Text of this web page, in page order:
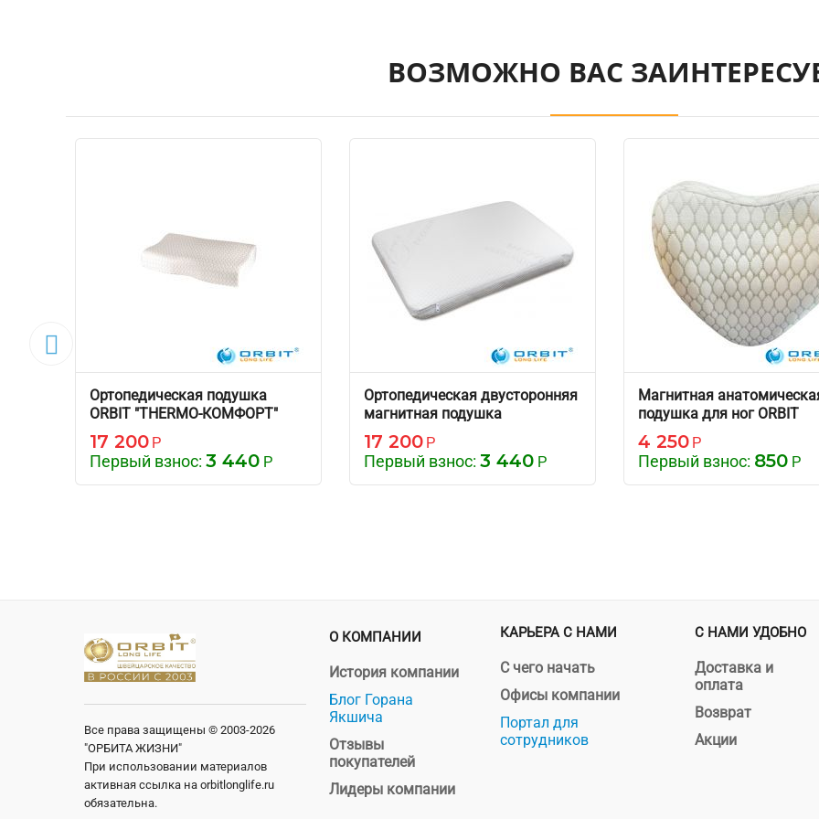
ВОЗМОЖНО ВАС
Ортопедическая подушка
ORBIT "THERMO-КОМФОРТ"
17 200 Р
Первый взнос: 3 440 Р
Ортопедическая двусторонняя
магнитная подушка
"Снежинка"
17 200 Р
Первый взнос: 3 440 Р
Магнитная
подушка для ног ORBIT
«Сердечко»
4 250 Р
Первый взнос: 850 Р

Все права защищены © 2003-2026
"ОРБИТА ЖИЗНИ"
При использовании материалов
активная ссылка на orbitlonglife.ru
обязательна.
О КОМПАНИИ
История компании
Блог Горана
Якшича
Отзывы
покупателей
Лидеры компании
КАРЬЕРА С НАМИ
С чего начать
Офисы компании
Портал для
сотрудников
С НАМИ УДОБНО
Доставка и
оплата
Возврат
Акции